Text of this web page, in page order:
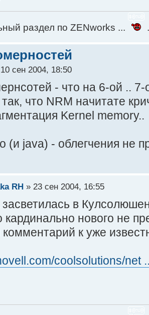
раздел по ZENworks ...
сен 2004, 18:50
- что на 6-ой ..
так, что NRM начитате
Kernel memory..
(и java) - облегчения не
RH » 23 сен 2004, 16:55
в
кардинально нового не
к уже
coolsolutions/net